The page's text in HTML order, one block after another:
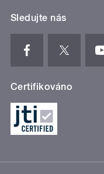
Sledujte nás
Certifikováno